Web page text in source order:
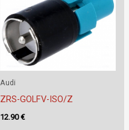
Audi
ZRS-GOLFV-ISO/Z
12.90€